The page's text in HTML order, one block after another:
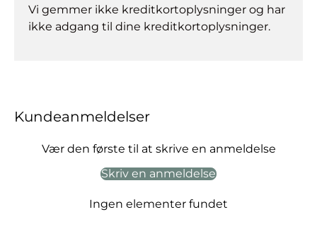
Vi gemmer ikke kreditkortoplysninger og har
ikke adgang til dine kreditkortoplysninger.
Kundeanmeldelser
Vær den første til at skrive en anmeldelse
Skriv en anmeldelse
Ingen elementer fundet